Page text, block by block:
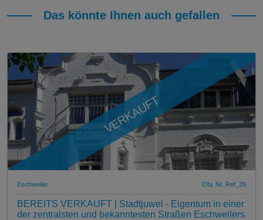
Das könnte Ihnen auch gefallen
VERKAUFT
Eschweiler Obj. Nr. Ref_39
BEREITS VERKAUFT | Stadtjuwel - Eigentum in einer
der zentralsten und bekanntesten Straßen Eschweilers